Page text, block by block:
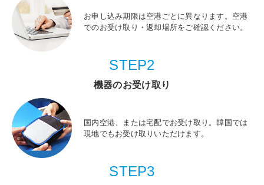
お申し込み期限は空港ごとに異なります。空港
でのお受け取り・返却場所をご確認ください。
STEP2
機器のお受け取り
国内空港、または宅配でお受け取り。韓国では
現地でもお受け取りいただけます。
STEP3